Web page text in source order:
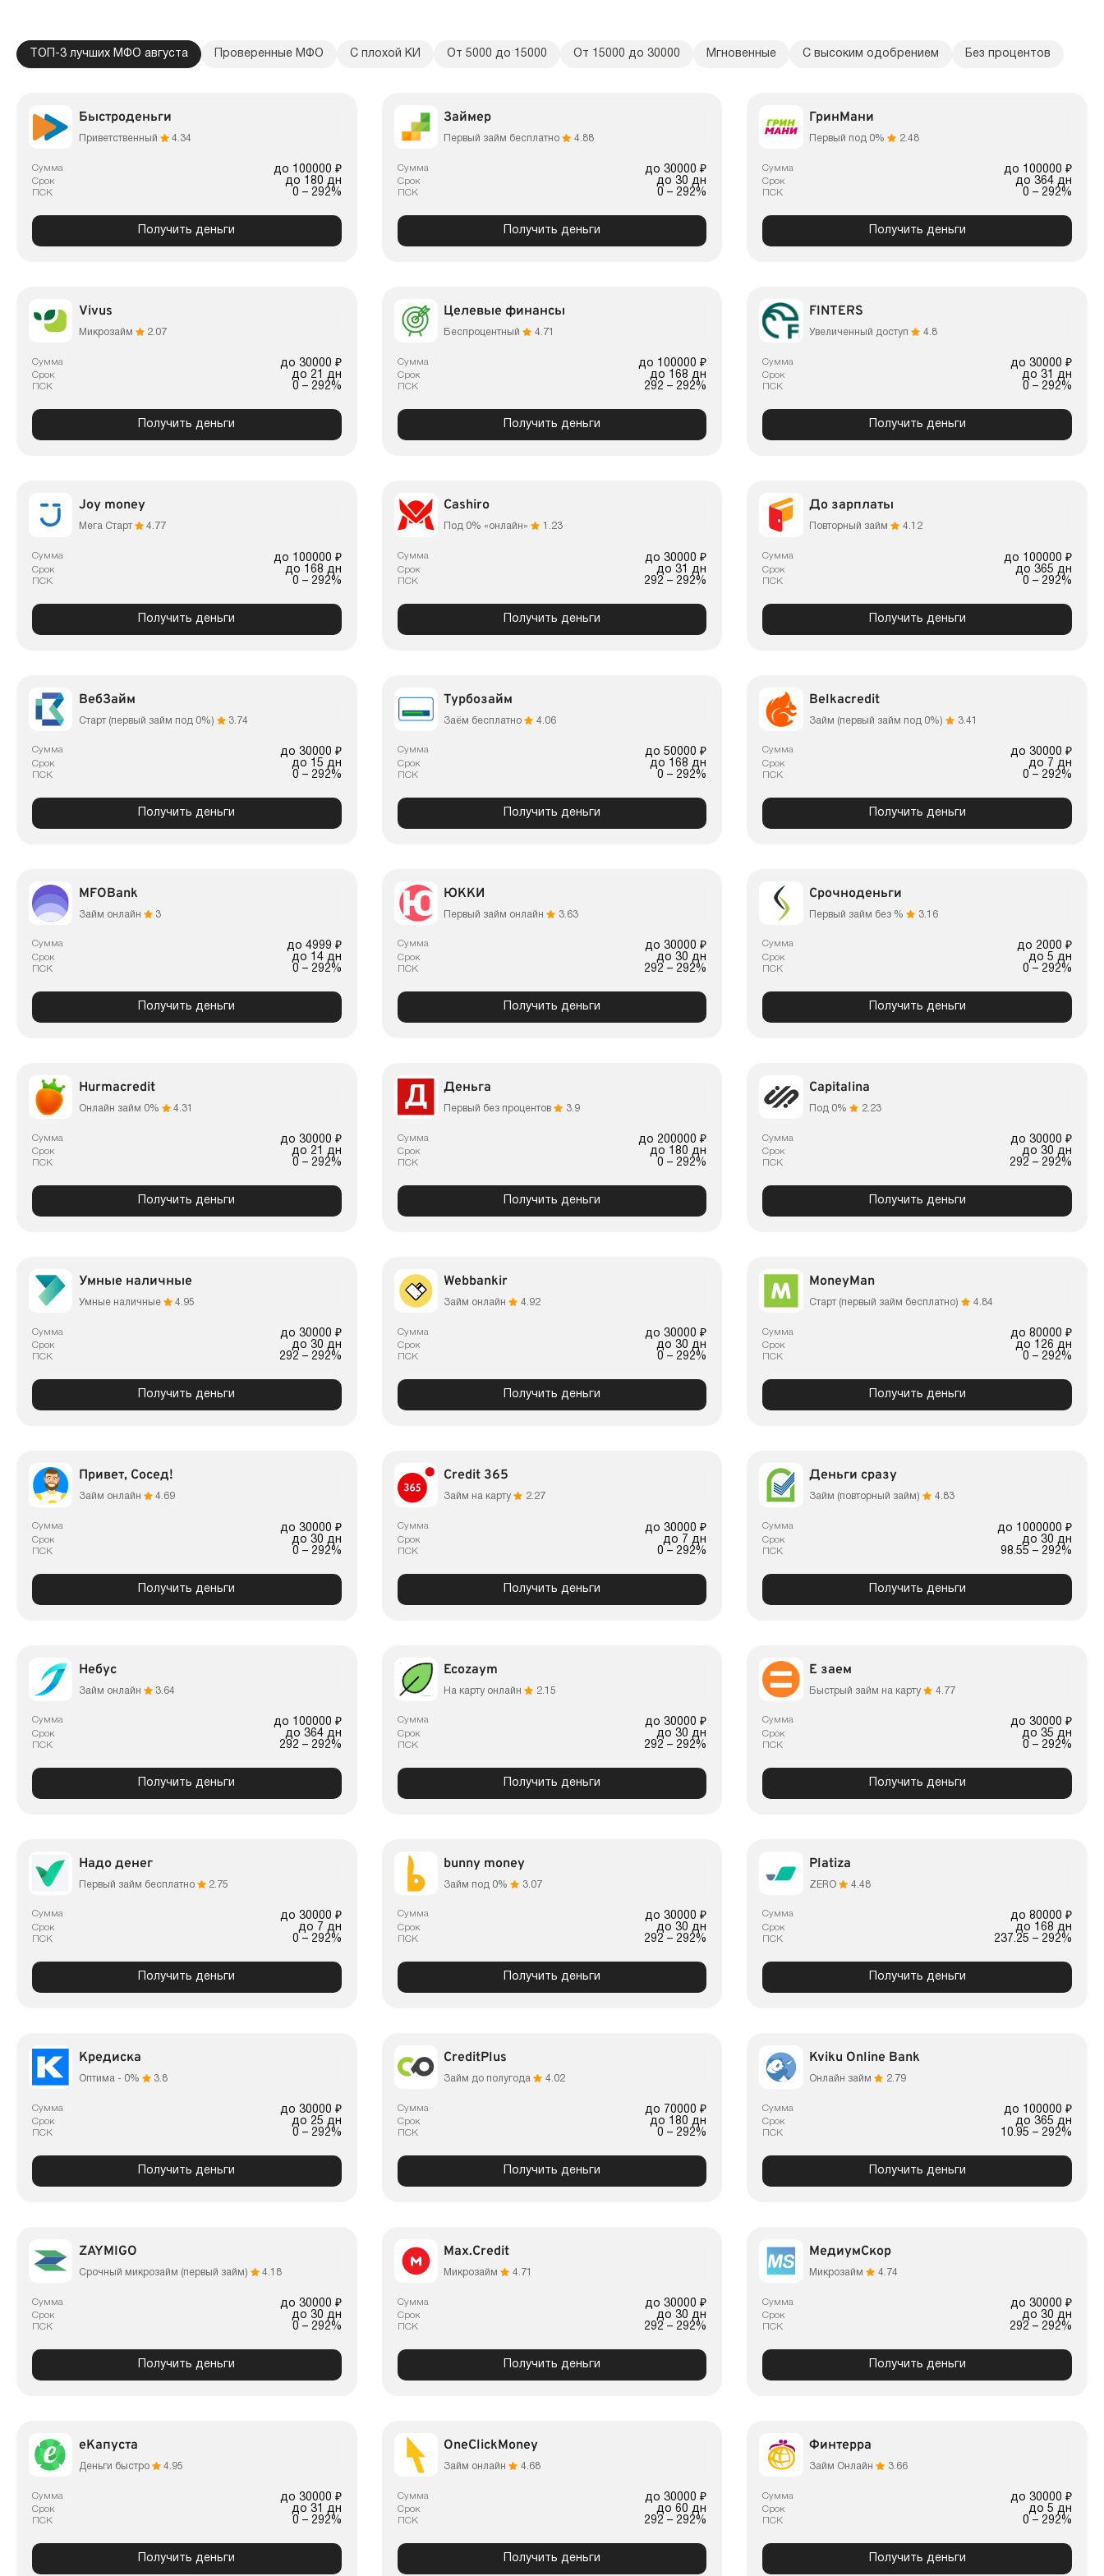
ТОП-3 лучших МФО августа Проверенные МФО С плохой КИ От 5000 до 15000 От 15000 до 30000 Мгновенные С высоким одобрением Без процентов
Быстроденьги
Приветственный 4.34
Сумма до 100000 ₽
Срок до 180 дн
ПСК 0 – 292%
Получить деньги
Займер
Первый займ бесплатно 4.88
Сумма до 30000 ₽
Срок до 30 дн
ПСК 0 – 292%
Получить деньги
ГринМани
Первый под 0% 2.48
Сумма до 100000 ₽
Срок до 364 дн
ПСК 0 – 292%
Получить деньги
Vivus
Микрозайм 2.07
Сумма до 30000 ₽
Срок до 21 дн
ПСК 0 – 292%
Получить деньги
Целевые финансы
Беспроцентный 4.71
Сумма до 100000 ₽
Срок до 168 дн
ПСК 292 – 292%
Получить деньги
FINTERS
Увеличенный доступ 4.8
Сумма до 30000 ₽
Срок до 31 дн
ПСК 0 – 292%
Получить деньги
Joy money
Мега Старт 4.77
Сумма до 100000 ₽
Срок до 168 дн
ПСК 0 – 292%
Получить деньги
Cashiro
Под 0% «онлайн» 1.23
Сумма до 30000 ₽
Срок до 31 дн
ПСК 292 – 292%
Получить деньги
До зарплаты
Повторный займ 4.12
Сумма до 100000 ₽
Срок до 365 дн
ПСК 0 – 292%
Получить деньги
ВебЗайм
Старт (первый займ под 0%) 3.74
Сумма до 30000 ₽
Срок до 15 дн
ПСК 0 – 292%
Получить деньги
Турбозайм
Заём бесплатно 4.06
Сумма до 50000 ₽
Срок до 168 дн
ПСК 0 – 292%
Получить деньги
Belkacredit
Займ (первый займ под 0%) 3.41
Сумма до 30000 ₽
Срок до 7 дн
ПСК 0 – 292%
Получить деньги
MFOBank
Займ онлайн 3
Сумма до 4999 ₽
Срок до 14 дн
ПСК 0 – 292%
Получить деньги
ЮККИ
Первый займ онлайн 3.63
Сумма до 30000 ₽
Срок до 30 дн
ПСК 292 – 292%
Получить деньги
Срочноденьги
Первый займ без % 3.16
Сумма до 2000 ₽
Срок до 5 дн
ПСК 0 – 292%
Получить деньги
Hurmacredit
Онлайн займ 0% 4.31
Сумма до 30000 ₽
Срок до 21 дн
ПСК 0 – 292%
Получить деньги
Деньга
Первый без процентов 3.9
Сумма до 200000 ₽
Срок до 180 дн
ПСК 0 – 292%
Получить деньги
Capitalina
Под 0% 2.23
Сумма до 30000 ₽
Срок до 30 дн
ПСК 292 – 292%
Получить деньги
Умные наличные
Умные наличные 4.95
Сумма до 30000 ₽
Срок до 30 дн
ПСК 292 – 292%
Получить деньги
Webbankir
Займ онлайн 4.92
Сумма до 30000 ₽
Срок до 30 дн
ПСК 0 – 292%
Получить деньги
MoneyMan
Старт (первый займ бесплатно) 4.84
Сумма до 80000 ₽
Срок до 126 дн
ПСК 0 – 292%
Получить деньги
Привет, Сосед!
Займ онлайн 4.69
Сумма до 30000 ₽
Срок до 30 дн
ПСК 0 – 292%
Получить деньги
Credit 365
Займ на карту 2.27
Сумма до 30000 ₽
Срок до 7 дн
ПСК 0 – 292%
Получить деньги
Деньги сразу
Займ (повторный займ) 4.83
Сумма до 1000000 ₽
Срок до 30 дн
ПСК 98.55 – 292%
Получить деньги
Небус
Займ онлайн 3.64
Сумма до 100000 ₽
Срок до 364 дн
ПСК 292 – 292%
Получить деньги
Ecozaym
На карту онлайн 2.15
Сумма до 30000 ₽
Срок до 30 дн
ПСК 292 – 292%
Получить деньги
Е заем
Быстрый займ на карту 4.77
Сумма до 30000 ₽
Срок до 35 дн
ПСК 0 – 292%
Получить деньги
Надо денег
Первый займ бесплатно 2.75
Сумма до 30000 ₽
Срок до 7 дн
ПСК 0 – 292%
Получить деньги
bunny money
Займ под 0% 3.07
Сумма до 30000 ₽
Срок до 30 дн
ПСК 292 – 292%
Получить деньги
Platiza
ZERO 4.48
Сумма до 80000 ₽
Срок до 168 дн
ПСК 237.25 – 292%
Получить деньги
Кредиска
Оптима - 0% 3.8
Сумма до 30000 ₽
Срок до 25 дн
ПСК 0 – 292%
Получить деньги
CreditPlus
Займ до полугода 4.02
Сумма до 70000 ₽
Срок до 180 дн
ПСК 0 – 292%
Получить деньги
Kviku Online Bank
Онлайн займ 2.79
Сумма до 100000 ₽
Срок до 365 дн
ПСК 10.95 – 292%
Получить деньги
ZAYMIGO
Срочный микрозайм (первый займ) 4.18
Сумма до 30000 ₽
Срок до 30 дн
ПСК 0 – 292%
Получить деньги
Max.Credit
Микрозайм 4.71
Сумма до 30000 ₽
Срок до 30 дн
ПСК 292 – 292%
Получить деньги
МедиумСкор
Микрозайм 4.74
Сумма до 30000 ₽
Срок до 30 дн
ПСК 292 – 292%
Получить деньги
еКапуста
Деньги быстро 4.95
Сумма до 30000 ₽
Срок до 31 дн
ПСК 0 – 292%
Получить деньги
OneClickMoney
Займ онлайн 4.68
Сумма до 30000 ₽
Срок до 60 дн
ПСК 292 – 292%
Получить деньги
Финтерра
Займ Онлайн 3.66
Сумма до 30000 ₽
Срок до 5 дн
ПСК 0 – 292%
Получить деньги